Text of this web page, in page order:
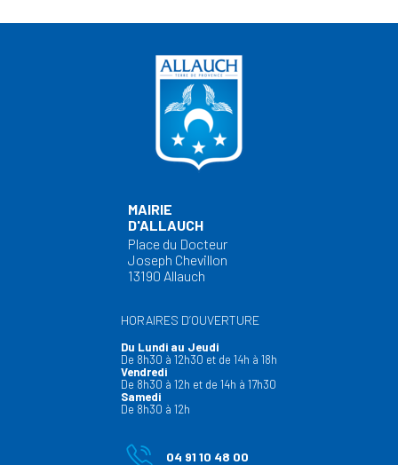
MAIRIE
D'ALLAUCH
Place du Docteur
Joseph Chevillon
13190 Allauch
HORAIRES D’OUVERTURE
Du Lundi au Jeudi
De 8h30 à 12h30 et de 14h à 18h
Vendredi
De 8h30 à 12h et de 14h à 17h30
Samedi
De 8h30 à 12h
04 91 10 48 00